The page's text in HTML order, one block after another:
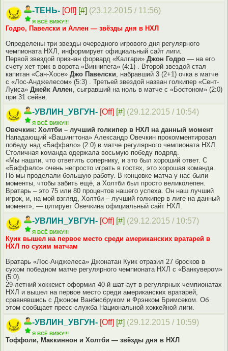
-ТЕНЬ- [Off] [#] (23.12.2015 / 11:56)
Я ВСЁ ВИЖУ!!!
Годро, Павелски и Аллен — звёзды дня в НХЛ
Определены три звезды очередного игрового дня регулярного
чемпионата НХЛ, информирует официальный сайт лиги.
Первой звездой признан форвард «Калгари» Джон Годро — на его
счету хет-трик в ворота «Виннипега» (4:1) . Второй звездой стал
капитан «Сан-Хосе» Джо Павелски, набравший 3 (2+1) очка в матче
с «Лос-Анджелесом» (5:3) . Третьей звездой назван голкипер «Сент-
Луиса» Джейк Аллен, сыгравший на ноль в матче с «Бостоном» (2:0)
при 31 сейве.
-УВЛИН_УВГУН- [Off] [#] (29.12.2015 / 10:54)
Я ВСЁ ВИЖУ!!!
Овечкин: Холтби – лучший голкипер в НХЛ на данный момент
Нападающий «Вашингтона» Александр Овечкин прокомментировал
победу над «Баффало» (2:0) в матче регулярного чемпионата НХЛ.
Столичная команда одержала восьмую победу подряд.
«Мы нашли, что ответить сопернику, и это был хороший ответ. С
«Баффало» очень непросто играть в гостях, это хорошая команда.
Но мы проделали большую работу. В концовке матча у нас были
моменты, чтобы забить ещё, а Холтби был просто великолепен.
Вратарь – это 75 или 80 процентов нашего успеха. Он наш лучший
игрок, и, на мой взгляд, Холтби – лучший голкипер в лиге на данный
момент», — цитирует Овечкина официальный сайт НХЛ.
-УВЛИН_УВГУН- [Off] [#] (29.12.2015 / 10:57)
Я ВСЁ ВИЖУ!!!
Куик вышел на первое место среди американских вратарей в
НХЛ по сухим матчам
Вратарь «Лос-Анджелеса» Джонатан Куик отразил 27 бросков в
сухом победном матче регулярного чемпионата НХЛ с «Ванкувером»
(5:0).
29-летний хоккеист оформил 40-й шат-аут в регулярных чемпионатах
НХЛ и вышел на первое место среди американских вратарей,
сравнявшись с Джоном Ванбисбруком и Фрэнком Бримсеком. Об
этом сообщает пресс-служба Национальной хоккейной лиги.
-УВЛИН_УВГУН- [Off] [#] (29.12.2015 / 10:59)
Я ВСЁ ВИЖУ!!!
Тоффоли, Маккиннон и Холтби — звёзды дня в НХЛ